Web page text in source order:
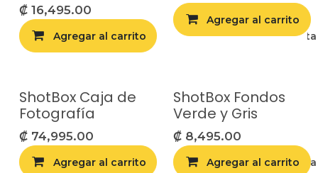
₡ 16,495.00
Agregar al carrito Agregar a la
Agregar al carrito
ShotBox Caja de
Fotografía
₡ 74,995.00
Agregar al carrito Agregar a la
ShotBox Fondos
Verde y Gris
₡ 8,495.00
Agregar al carrito